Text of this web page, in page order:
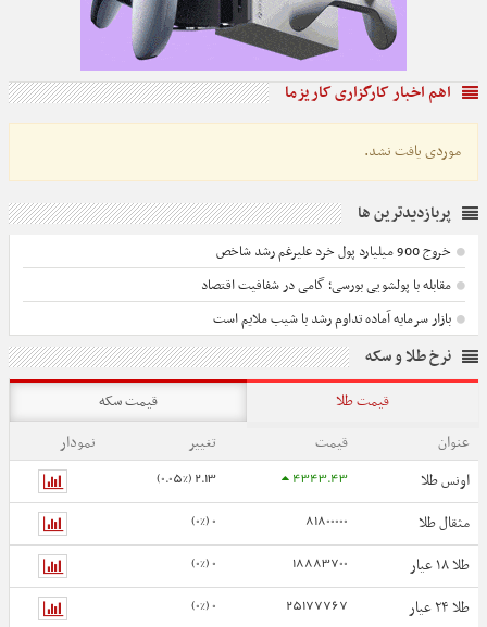
اهم اخبار کارگزاری کاریزما
موردی یافت نشد.
پربازدیدترین ها
خروج 900 میلیارد پول خرد علیرغم رشد شاخص
مقابله با پولشویی بورسی؛ گامی در شفافیت اقتصاد
بازار سرمایه آماده تداوم رشد با شیب ملایم است
نرخ طلا و سکه
قیمت طلا
قیمت سکه
عنوان
قیمت تغییر
نمودار
اونس طلا
4343.43
2.13 (0.05%)
مثقال طلا 81800000
0 (0%)
طلا ۱۸ عیار 18883700
0 (0%)
طلا ۲۴ عیار 25177767
0 (0%)